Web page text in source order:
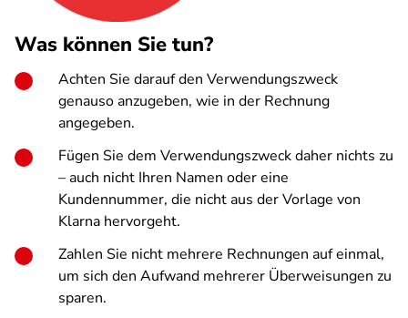
Was können Sie tun?
Achten Sie darauf den Verwendungszweck
genauso anzugeben, wie in der Rechnung
angegeben.
Fügen Sie dem Verwendungszweck daher nichts zu
– auch nicht Ihren Namen oder eine
Kundennummer, die nicht aus der Vorlage von
Klarna hervorgeht.
Zahlen Sie nicht mehrere Rechnungen auf einmal,
um sich den Aufwand mehrerer Überweisungen zu
sparen.